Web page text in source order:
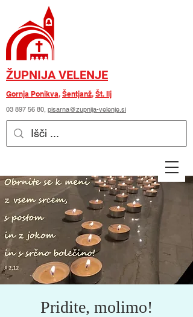
ŽUPNIJA VELENJE
Gornja Ponikva, Šentjanž, Št. Ilj
03 897 56 80, pisarna@zupnija-velenje.si
Pridite, molimo!